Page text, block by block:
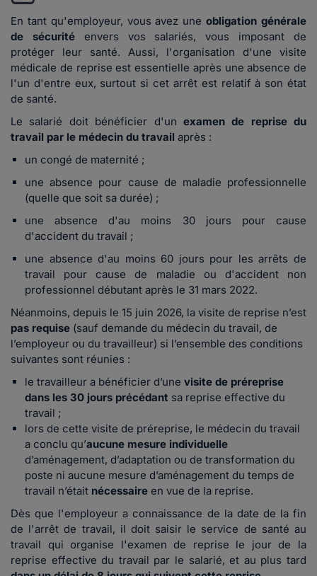
En tant qu'employeur, vous avez une obligation générale
de sécurité envers vos salariés, vous imposant de
protéger leur santé. Aussi, l'organisation d'une visite
médicale de reprise est essentielle après une absence de
l'un d'entre eux, surtout si cet arrêt est relatif à son état
de santé.
Le salarié doit bénéficier d'un examen de reprise du
travail par le médecin du travail après :
un congé de maternité ;
une absence pour cause de maladie professionnelle
(quelle que soit sa durée) ;
une absence d'au moins 30 jours pour cause
d'accident du travail ;
une absence d'au moins 60 jours pour les arrêts de
travail pour cause de maladie ou d'accident non
professionnel débutant après le 31 mars 2022.
Néanmoins, depuis le 15 juin 2026, la visite de reprise n’est
pas requise (sauf demande du médecin du travail, de
l’employeur ou du travailleur) si l’ensemble des conditions
suivantes sont réunies :
le travailleur a bénéficier d’une visite de préreprise
dans les 30 jours précédant sa reprise effective du
travail ;
lors de cette visite de préreprise, le médecin du travail
a conclu qu’aucune mesure individuelle
d’aménagement, d’adaptation ou de transformation du
poste ni aucune mesure d’aménagement du temps de
travail n’était nécessaire en vue de la reprise.
Dès que l'employeur a connaissance de la date de la fin
de l'arrêt de travail, il doit saisir le service de santé au
travail qui organise l'examen de reprise le jour de la
reprise effective du travail par le salarié, et au plus tard